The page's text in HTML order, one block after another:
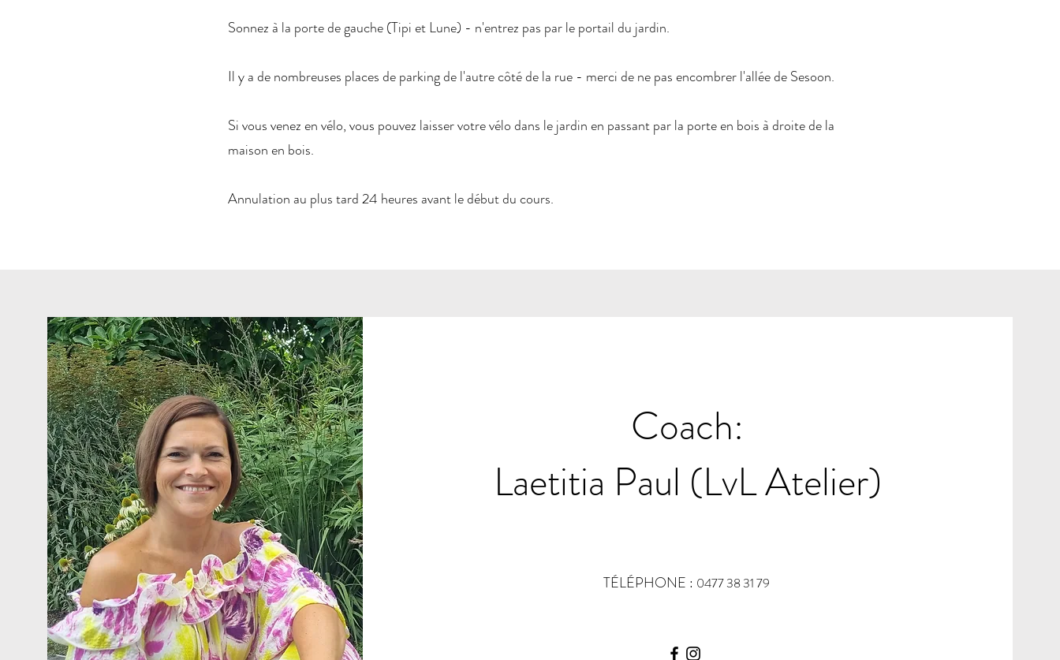
Sonnez à la porte de gauche (Tipi et Lune) - n'entrez pas par le portail du jardin.
Il y a de nombreuses places de parking de l'autre côté de la rue - merci de ne pas encombrer l'allée de Sesoon.
Si vous venez en vélo, vous pouvez laisser votre vélo dans le jardin en passant par la porte en bois à droite de la
maison en bois.
Annulation au plus tard 24 heures avant le début du cours.
Coach:
Laetitia Paul (LvL Atelier)
TÉLÉPHONE : 0477 38 31 79